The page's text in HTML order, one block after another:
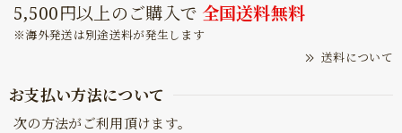
5,500円以上のご購入で 全国送料無料
※海外発送は別途送料が発生します
送料について
お支払い方法について
次の方法がご利用頂けます。